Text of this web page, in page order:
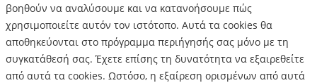
βοηθούν να αναλύσουμε και να κατανοήσουμε πώς
χρησιμοποιείτε αυτόν τον ιστότοπο. Αυτά τα cookies θα
αποθηκεύονται στο πρόγραμμα περιήγησής σας μόνο με τη
συγκατάθεσή σας. Έχετε επίσης τη δυνατότητα να εξαιρεθείτε
από αυτά τα cookies. Ωστόσο, η εξαίρεση ορισμένων από αυτά